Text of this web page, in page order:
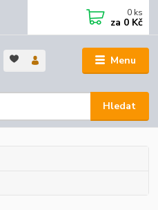
Menu
Hledat
0 ks
za 0 Kč